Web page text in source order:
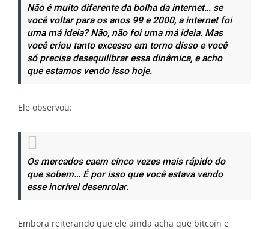
Não é muito diferente da bolha da internet… se
você voltar para os anos 99 e 2000, a internet foi
uma má ideia? Não, não foi uma má ideia. Mas
você criou tanto excesso em torno disso e você
só precisa desequilibrar essa dinâmica, e acho
que estamos vendo isso hoje.
Ele observou:
Os mercados caem cinco vezes mais rápido do
que sobem… É por isso que você estava vendo
esse incrível desenrolar.
Embora reiterando que ele ainda acha que bitcoin e